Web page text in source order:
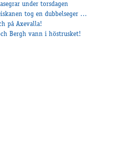
under torsdagen
Veijo Heiskanen tog en dubbelseger på Solvalla
på Axevalla!
Bergh vann i höstrusket!